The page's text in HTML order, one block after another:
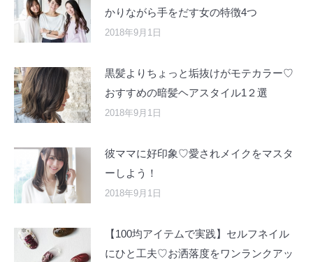
かりながら手をだす女の特徴4つ
2018年9月1日
黒髪よりちょっと垢抜けがモテカラー♡
おすすめの暗髪ヘアスタイル1２選
2018年9月1日
彼ママに好印象♡愛されメイクをマスタ
ーしよう！
2018年9月1日
【100均アイテムで実践】セルフネイル
にひと工夫♡お洒落度をワンランクアッ